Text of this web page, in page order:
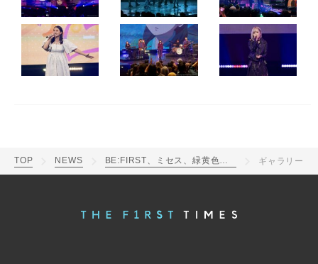
TOP NEWS BE:FIRST、ミセス、緑黄色社会、関ジャニ∞ら出演の『NHK WORLD-JAPAN Music Festival』放送決定 ギャラリー